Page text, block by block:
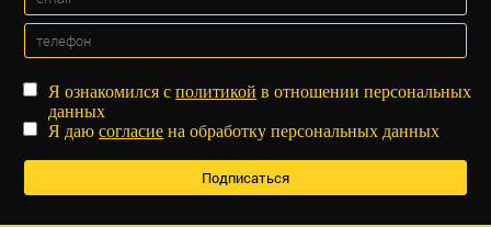
Я ознакомился сполитикой в отношении персональных
данных
Я даюсогласие на обработку персональных данных